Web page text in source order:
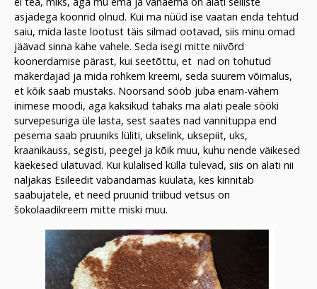
asjadega koonrid olnud. Kui ma nüüd ise vaatan enda tehtud
saiu, mida laste lootust täis silmad ootavad, siis minu omad
jäävad sinna kahe vahele. Seda isegi mitte niivõrd
koonerdamise pärast, kui seetõttu, et nad on tohutud
mäkerdajad ja mida rohkem kreemi, seda suurem võimalus,
et kõik saab mustaks. Noorsand sööb juba enam-vähem
inimese moodi, aga kaksikud tahaks ma alati peale sööki
survepesuriga üle lasta, sest saates nad vannituppa end
pesema saab pruuniks lüliti, ukselink, uksepiit, uks,
kraanikauss, segisti, peegel ja kõik muu, kuhu nende väikesed
käekesed ulatuvad. Kui külalised külla tulevad, siis on alati nii
naljakas Esileedit vabandamas kuulata, kes kinnitab
saabujatele, et need pruunid triibud vetsus on
šokolaadikreem mitte miski muu.